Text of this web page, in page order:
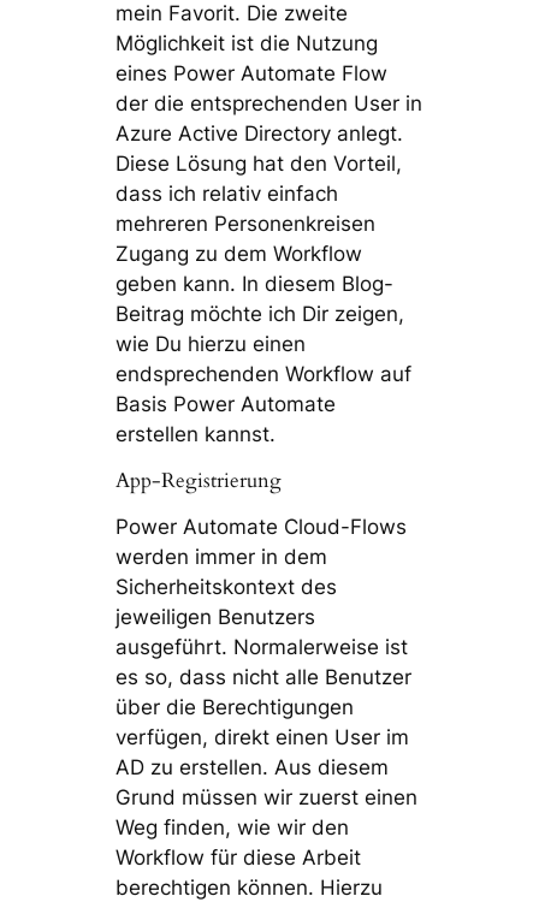
mein Favorit. Die zweite
Möglichkeit ist die Nutzung
eines Power Automate Flow
der die entsprechenden User in
Azure Active Directory anlegt.
Diese Lösung hat den Vorteil,
dass ich relativ einfach
mehreren Personenkreisen
Zugang zu dem Workflow
geben kann. In diesem Blog-
Beitrag möchte ich Dir zeigen,
wie Du hierzu einen
endsprechenden Workflow auf
Basis Power Automate
erstellen kannst.
App-Registrierung
Power Automate Cloud-Flows
werden immer in dem
Sicherheitskontext des
jeweiligen Benutzers
ausgeführt. Normalerweise ist
es so, dass nicht alle Benutzer
über die Berechtigungen
verfügen, direkt einen User im
AD zu erstellen. Aus diesem
Grund müssen wir zuerst einen
Weg finden, wie wir den
Workflow für diese Arbeit
berechtigen können. Hierzu